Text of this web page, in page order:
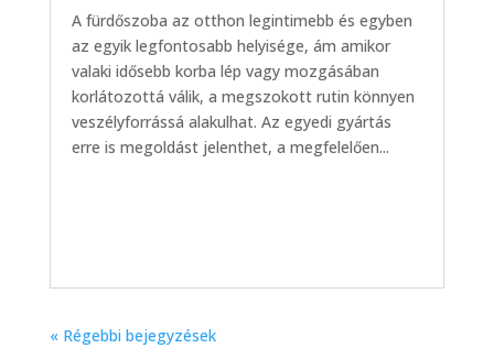
A fürdőszoba az otthon legintimebb és egyben
az egyik legfontosabb helyisége, ám amikor
valaki idősebb korba lép vagy mozgásában
korlátozottá válik, a megszokott rutin könnyen
veszélyforrássá alakulhat. Az egyedi gyártás
erre is megoldást jelenthet, a megfelelően...
« Régebbi bejegyzések